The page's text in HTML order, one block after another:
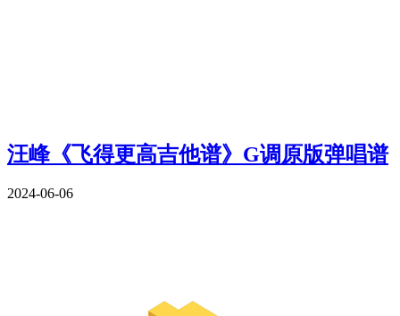
汪峰《飞得更高吉他谱》G调原版弹唱谱
2024-06-06